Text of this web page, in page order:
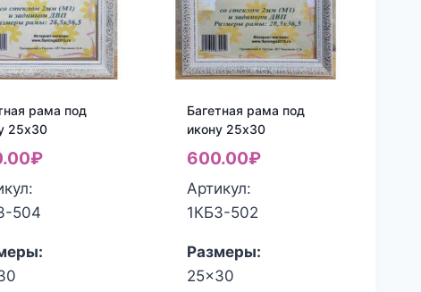
рама под
25х30
₽
504
Багетная рама под
икону 25х30
600.00₽
Артикул:
1КБЗ-502
Размеры:
25x30